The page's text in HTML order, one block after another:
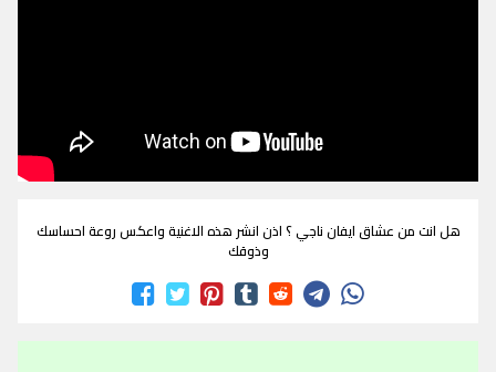
هل انت من عشاق ايفان ناجي ؟ اذن انشر هذه الاغنية واعكس روعة احساسك
وذوقك